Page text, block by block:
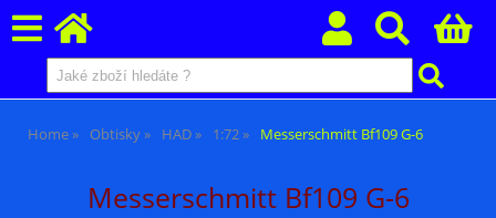
Home Obtisky HAD 1:72 Messerschmitt Bf109 G-6
Messerschmitt Bf109 G-6